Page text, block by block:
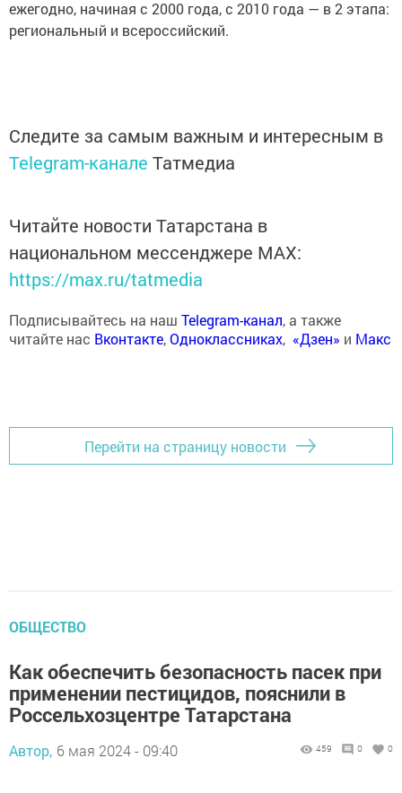
ежегодно, начиная с 2000 года, с 2010 года — в 2 этапа:
региональный и всероссийский.
Следите за самым важным и интересным в
Telegram-канале Татмедиа
Читайте новости Татарстана в
национальном мессенджере MАХ:
https://max.ru/tatmedia
Подписывайтесь на наш Telegram-канал, а также
читайте нас Вконтакте,Одноклассниках, «Дзен» и Макс
Перейти на страницу новости
ОБЩЕСТВО
Как обеспечить безопасность пасек при
применении пестицидов, пояснили в
Россельхозцентре Татарстана
Автор, 6 мая 2024 - 09:40 459 0 0